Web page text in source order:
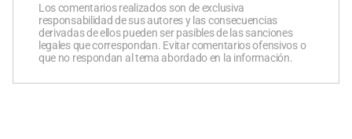
Los comentarios realizados son de exclusiva
responsabilidad de sus autores y las consecuencias
derivadas de ellos pueden ser pasibles de las sanciones
legales que correspondan. Evitar comentarios ofensivos o
que no respondan al tema abordado en la información.